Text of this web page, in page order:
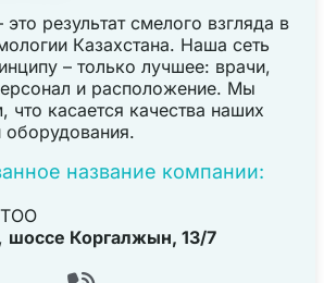
это результат смелого взгляда в
Казахстана. Наша сеть
– только лучшее: врачи,
и расположение. Мы
что касается качества наших
оборудования.
название компании:
шоссе Коргалжын, 13/7